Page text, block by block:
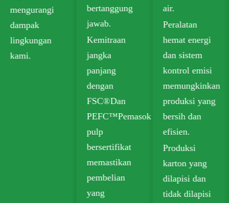
bertanggung
jawab.
Kemitraan
jangka
air.
Peralatan
hemat energi
dan sistem
kontrol emisi
memungkinkan
produksi yang
bersih dan
efisien.
Produksi
karton yang
dilapisi dan
tidak dilapisi
untuk kontak
makanan.
Pilihan daur
ulang Kami
termasuk
papan kotak
lipat (FBB)
dan papan
gading untuk
kemasan
berkelanjutan.
Kertas kraft
yang dapat